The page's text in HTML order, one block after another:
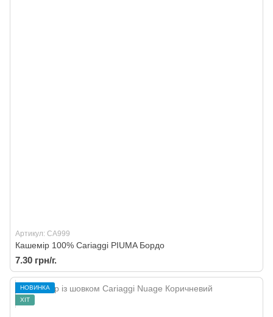
Артикул: CA999
Кашемір 100% Cariaggi PIUMA Бордо
7.30 грн/г.
НОВИНКА
ХІТ